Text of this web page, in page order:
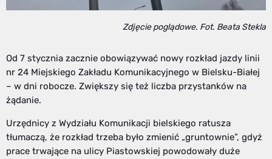
Zdjęcie poglądowe. Fot. Beata Stekla
Od 7 stycznia zacznie obowiązywać nowy rozkład jazdy linii
nr 24 Miejskiego Zakładu Komunikacyjnego w Bielsku-Białej
– w dni robocze. Zwiększy się też liczba przystanków na
żądanie.
Urzędnicy z Wydziału Komunikacji bielskiego ratusza
tłumaczą, że rozkład trzeba było zmienić „gruntownie”, gdyż
prace trwające na ulicy Piastowskiej powodowały duże